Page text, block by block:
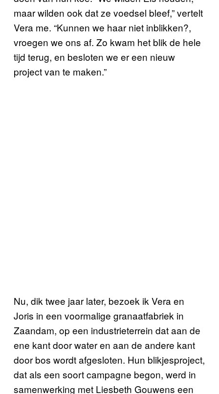
maar wilden ook dat ze voedsel bleef,” vertelt
Vera me. “Kunnen we haar niet inblikken?,
vroegen we ons af. Zo kwam het blik de hele
tijd terug, en besloten we er een nieuw
project van te maken.”
Nu, dik twee jaar later, bezoek ik Vera en
Joris in een voormalige granaatfabriek in
Zaandam, op een industrieterrein dat aan de
ene kant door water en aan de andere kant
door bos wordt afgesloten. Hun blikjesproject,
dat als een soort campagne begon, werd in
samenwerking met Liesbeth Gouwens een